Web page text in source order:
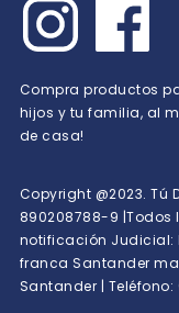
Compra productos
hijos y tu familia, al
de casa!
Copyright @2023. Tú
890208788-9 |Todos
notificación Judicial:
franca Santander
Santander | Teléfono: